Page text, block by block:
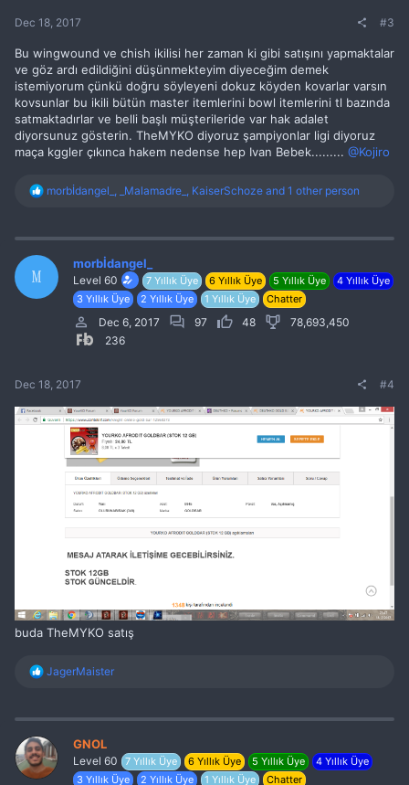
Dec 18, 2017 #3
Bu wingwound ve chish ikilisi her zaman ki gibi satışını yapmaktalar
ve göz ardı edildiğini düşünmekteyim diyeceğim demek
istemiyorum çünkü doğru söyleyeni dokuz köyden kovarlar varsın
kovsunlar bu ikili bütün master itemlerini bowl itemlerini tl bazında
satmaktadırlar ve belli başlı müşterileride var hak adalet
diyorsunuz gösterin. TheMYKO diyoruz şampiyonlar ligi diyoruz
maça kggler çıkınca hakem nedense hep Ivan Bebek......... @Kojiro
R
i
n
morbİdangel_ _Malamadre_ KaiserSchoze and 1 other person
M
morbİdangel_
Level 60 7 Yıllık Üye 6 Yıllık Üye 5 Yıllık Üye
4 Yıllık Üye
3 Yıllık Üye
2 Yıllık Üye 1 Yıllık Üye Chatter
Dec 6, 2017 97 48
78,693,450
236
Dec 18, 2017 #4
buda TheMYKO satış
R
i
o
n
JagerMaister
GNOL
Level 60 7 Yıllık Üye 6 Yıllık Üye 5 Yıllık Üye
4 Yıllık Üye
3 Yıllık Üye
2 Yıllık Üye 1 Yıllık Üye Chatter